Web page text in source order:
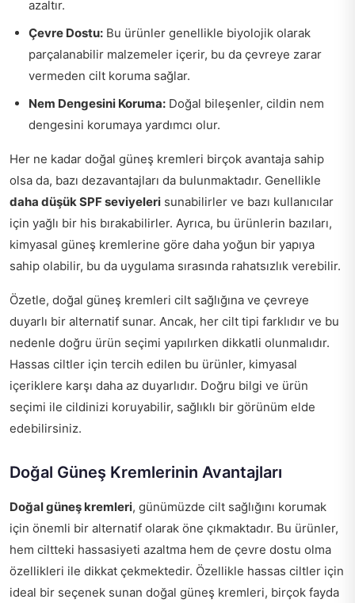
azaltır.
Çevre Dostu: Bu ürünler genellikle biyolojik olarak
parçalanabilir malzemeler içerir, bu da çevreye zarar
vermeden cilt koruma sağlar.
Nem Dengesini Koruma: Doğal bileşenler, cildin nem
dengesini korumaya yardımcı olur.
Her ne kadar doğal güneş kremleri birçok avantaja sahip
olsa da, bazı dezavantajları da bulunmaktadır. Genellikle
daha düşük SPF seviyeleri sunabilirler ve bazı kullanıcılar
için yağlı bir his bırakabilirler. Ayrıca, bu ürünlerin bazıları,
kimyasal güneş kremlerine göre daha yoğun bir yapıya
sahip olabilir, bu da uygulama sırasında rahatsızlık verebilir.
Özetle, doğal güneş kremleri cilt sağlığına ve çevreye
duyarlı bir alternatif sunar. Ancak, her cilt tipi farklıdır ve bu
nedenle doğru ürün seçimi yapılırken dikkatli olunmalıdır.
Hassas ciltler için tercih edilen bu ürünler, kimyasal
içeriklere karşı daha az duyarlıdır. Doğru bilgi ve ürün
seçimi ile cildinizi koruyabilir, sağlıklı bir görünüm elde
edebilirsiniz.
Doğal Güneş Kremlerinin Avantajları
Doğal güneş kremleri, günümüzde cilt sağlığını korumak
için önemli bir alternatif olarak öne çıkmaktadır. Bu ürünler,
hem ciltteki hassasiyeti azaltma hem de çevre dostu olma
özellikleri ile dikkat çekmektedir. Özellikle hassas ciltler için
ideal bir seçenek sunan doğal güneş kremleri, birçok fayda